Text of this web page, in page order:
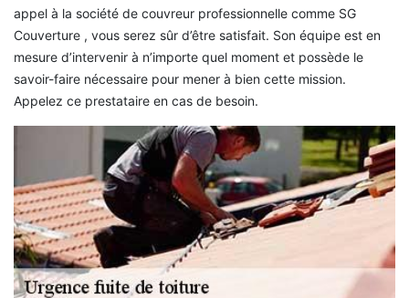
appel à la société de couvreur professionnelle comme SG
Couverture , vous serez sûr d’être satisfait. Son équipe est en
mesure d’intervenir à n’importe quel moment et possède le
savoir-faire nécessaire pour mener à bien cette mission.
Appelez ce prestataire en cas de besoin.